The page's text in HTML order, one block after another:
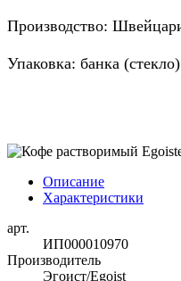
Производство:
Упаковка: банка
Описание
Характеристики
арт.
ИП000010970
Производитель
Эгоист/Egoist